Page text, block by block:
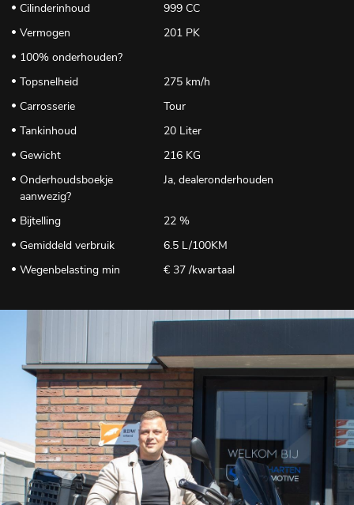
Cilinderinhoud
999 CC
Vermogen
201 PK
100% onderhouden?
Topsnelheid
275 km/h
Carrosserie
Tour
Tankinhoud
20 Liter
Gewicht
216 KG
Onderhoudsboekje
aanwezig?
Ja, dealeronderhouden
Bijtelling
22 %
Gemiddeld verbruik
6.5 L/100KM
Wegenbelasting min
€ 37 /kwartaal